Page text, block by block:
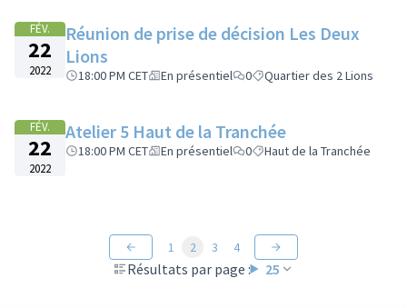
FÉV.
22
2022
Réunion de prise de décision Les Deux
Lions
18:00 PM CET En présentiel 0 Quartier des 2 Lions
FÉV.
22
2022
Atelier 5 Haut de la Tranchée
18:00 PM CET En présentiel 0 Haut de la Tranchée
Résultats par page : 25
1 2 3 4